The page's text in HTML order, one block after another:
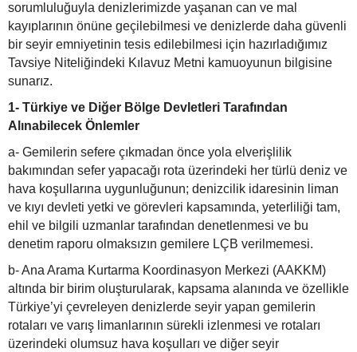
sorumluluğuyla denizlerimizde yaşanan can ve mal
kayıplarının önüne geçilebilmesi ve denizlerde daha güvenli
bir seyir emniyetinin tesis edilebilmesi için hazırladığımız
Tavsiye Niteliğindeki Kılavuz Metni kamuoyunun bilgisine
sunarız.
1- Türkiye ve Diğer Bölge Devletleri Tarafından
Alınabilecek Önlemler
a- Gemilerin sefere çıkmadan önce yola elverişlilik
bakımından sefer yapacağı rota üzerindeki her türlü deniz ve
hava koşullarına uygunluğunun; denizcilik idaresinin liman
ve kıyı devleti yetki ve görevleri kapsamında, yeterliliği tam,
ehil ve bilgili uzmanlar tarafından denetlenmesi ve bu
denetim raporu olmaksızın gemilere LÇB verilmemesi.
b- Ana Arama Kurtarma Koordinasyon Merkezi (AAKKM)
altında bir birim oluşturularak, kapsama alanında ve özellikle
Türkiye’yi çevreleyen denizlerde seyir yapan gemilerin
rotaları ve varış limanlarının sürekli izlenmesi ve rotaları
üzerindeki olumsuz hava koşulları ve diğer seyir